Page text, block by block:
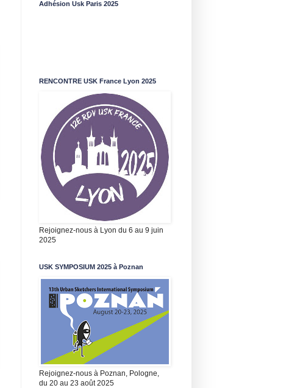
Adhésion Usk Paris 2025
RENCONTRE USK France Lyon 2025
Rejoignez-nous à Lyon du 6 au 9 juin
2025
USK SYMPOSIUM 2025 à Poznan
Rejoignez-nous à Poznan, Pologne,
du 20 au 23 août 2025